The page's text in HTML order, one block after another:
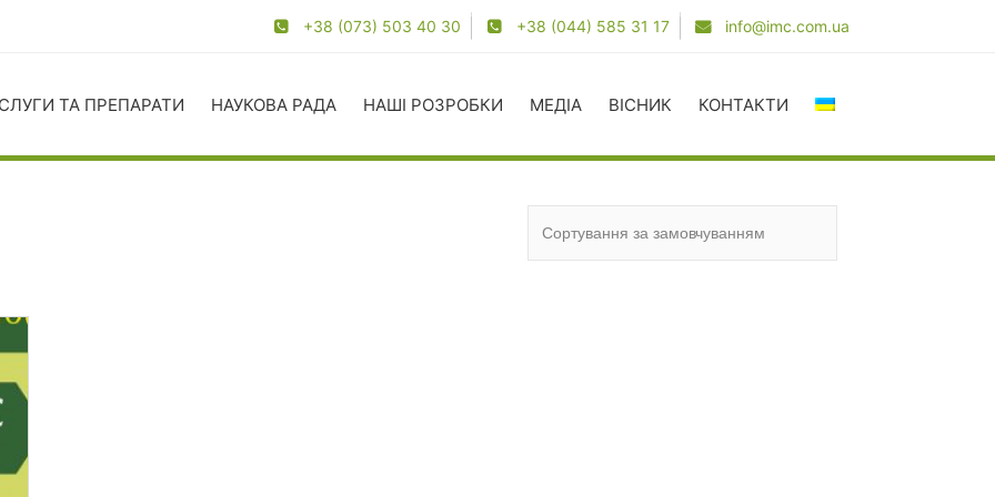
+38 (073) 503 40 30 +38 (044) 585 31 17 info@imc.com.ua
ТА ПРЕПАРАТИ НАУКОВА РАДА НАШІ РОЗРОБКИ МЕДІА ВІСНИК КОНТАКТИ